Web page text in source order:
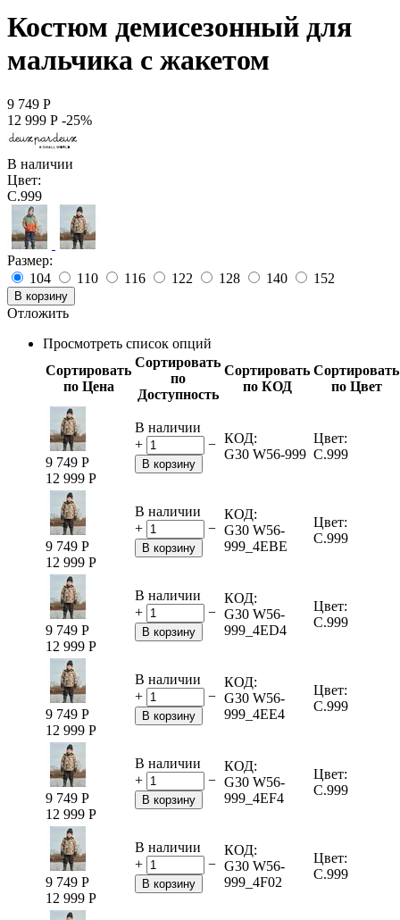
Костюм демисезонный для
мальчика с жакетом
9 749 Р
12 999 Р -25%
В наличии
Цвет:
C.999
Размер:
104
110 116 122 128 140 152
В корзину
Отложить
Просмотреть список опций
Сортировать
по Цена
Сортировать
по
Доступность
Сортировать
по КОД
Сортировать
по Цвет
9 749 Р
12 999 Р
В наличии
+
−
В корзину
КОД:
G30 W56-999
Цвет:
C.999
9 749 Р
12 999 Р
В наличии
+
−
В корзину
КОД:
G30 W56-
999_4EBE
Цвет:
C.999
9 749 Р
12 999 Р
В наличии
+
−
В корзину
КОД:
G30 W56-
999_4ED4
Цвет:
C.999
9 749 Р
12 999 Р
В наличии
+
−
В корзину
КОД:
G30 W56-
999_4EE4
Цвет:
C.999
9 749 Р
12 999 Р
В наличии
+
−
В корзину
КОД:
G30 W56-
999_4EF4
Цвет:
C.999
9 749 Р
12 999 Р
В наличии
+
−
В корзину
КОД:
G30 W56-
999_4F02
Цвет:
C.999